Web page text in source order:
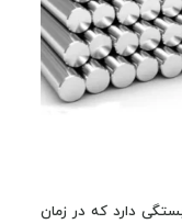
دارد که در زمان